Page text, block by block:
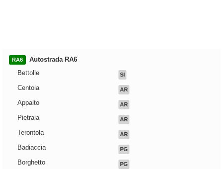
RA6
Autostrada RA6
Bettolle
SI
Centoia AR
Appalto AR
Pietraia AR
Terontola AR
Badiaccia PG
Borghetto PG